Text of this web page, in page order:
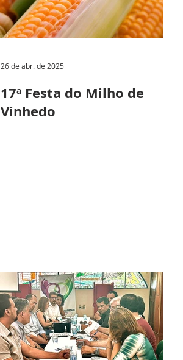
17ª Festa do Milho de
Vinhedo
26 de abr. de 2025